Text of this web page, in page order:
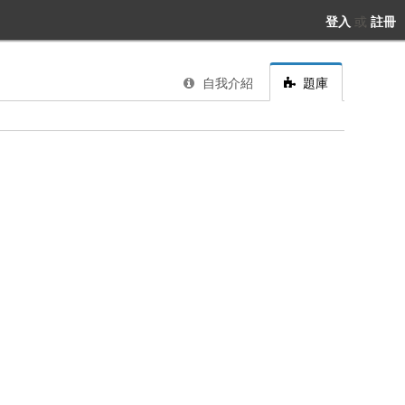
登入 或 註冊
自我介紹 題庫